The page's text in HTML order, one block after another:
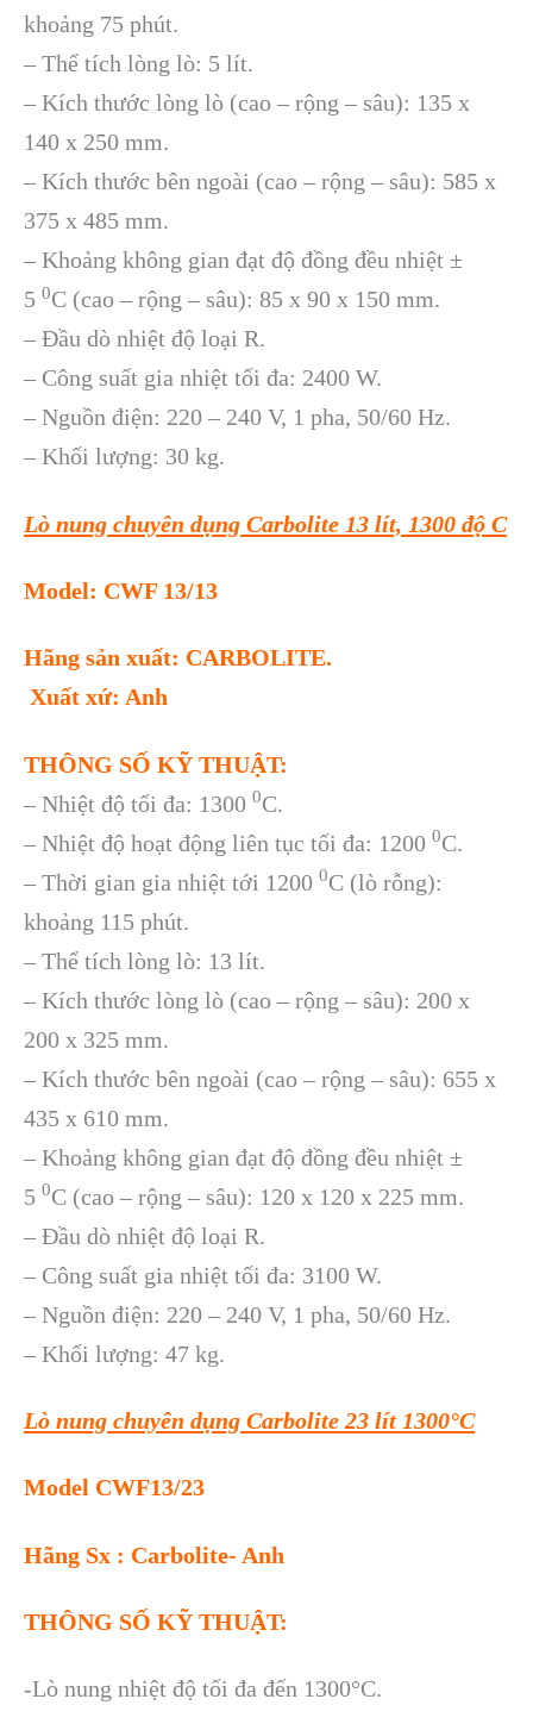
khoảng 75 phút.
– Thể tích lòng lò: 5 lít.
– Kích thước lòng lò (cao – rộng – sâu): 135 x
140 x 250 mm.
– Kích thước bên ngoài (cao – rộng – sâu): 585 x
375 x 485 mm.
– Khoảng không gian đạt độ đồng đều nhiệt ±
5 0C (cao – rộng – sâu): 85 x 90 x 150 mm.
– Đầu dò nhiệt độ loại R.
– Công suất gia nhiệt tối đa: 2400 W.
– Nguồn điện: 220 – 240 V, 1 pha, 50/60 Hz.
– Khối lượng: 30 kg.
Lò nung chuyên dụng Carbolite 13 lít, 1300 độ C
Model: CWF 13/13
Hãng sản xuất: CARBOLITE.
Xuất xứ: Anh
THÔNG SỐ KỸ THUẬT:
– Nhiệt độ tối đa: 1300 0C.
– Nhiệt độ hoạt động liên tục tối đa: 1200 0C.
– Thời gian gia nhiệt tới 1200 0C (lò rỗng):
khoảng 115 phút.
– Thể tích lòng lò: 13 lít.
– Kích thước lòng lò (cao – rộng – sâu): 200 x
200 x 325 mm.
– Kích thước bên ngoài (cao – rộng – sâu): 655 x
435 x 610 mm.
– Khoảng không gian đạt độ đồng đều nhiệt ±
5 0C (cao – rộng – sâu): 120 x 120 x 225 mm.
– Đầu dò nhiệt độ loại R.
– Công suất gia nhiệt tối đa: 3100 W.
– Nguồn điện: 220 – 240 V, 1 pha, 50/60 Hz.
– Khối lượng: 47 kg.
Lò nung chuyên dụng Carbolite 23 lít 1300°C
Model CWF13/23
Hãng Sx : Carbolite- Anh
THÔNG SỐ KỸ THUẬT:
-Lò nung nhiệt độ tối đa đến 1300°C.